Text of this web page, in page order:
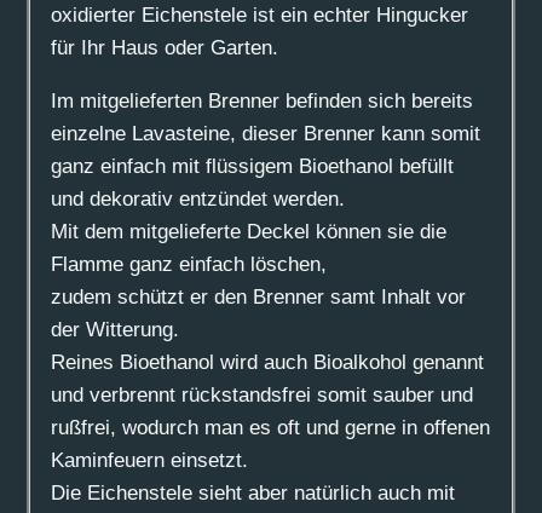
oxidierter Eichenstele ist ein echter Hingucker
für Ihr Haus oder Garten.
Im mitgelieferten Brenner befinden sich bereits
einzelne Lavasteine, dieser Brenner kann somit
ganz einfach mit flüssigem Bioethanol befüllt
und dekorativ entzündet werden.
Mit dem mitgelieferte Deckel können sie die
Flamme ganz einfach löschen,
zudem schützt er den Brenner samt Inhalt vor
der Witterung.
Reines Bioethanol wird auch Bioalkohol genannt
und verbrennt rückstandsfrei somit sauber und
rußfrei, wodurch man es oft und gerne in offenen
Kaminfeuern einsetzt.
Die Eichenstele sieht aber natürlich auch mit